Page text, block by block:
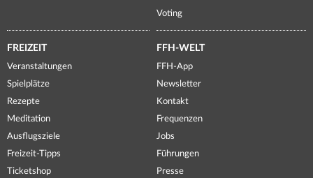
Voting
FREIZEIT
Veranstaltungen
Spielplätze
Rezepte
Meditation
Ausflugsziele
Freizeit-Tipps
Ticketshop
FFH-WELT
FFH-App
Newsletter
Kontakt
Frequenzen
Jobs
Führungen
Presse